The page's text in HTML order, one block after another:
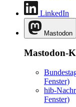
LinkedIn
Mastodon
Mastodon-
Fenster)
hib-
Fenster)